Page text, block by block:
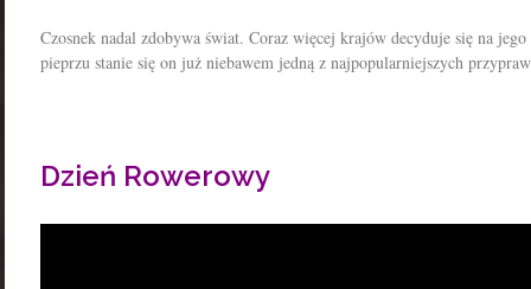
Czosnek nadal zdobywa świat. Coraz więcej krajów decyduje się na
pieprzu stanie się on już niebawem jedną z najpopularniejszych
Dzień Rowerowy